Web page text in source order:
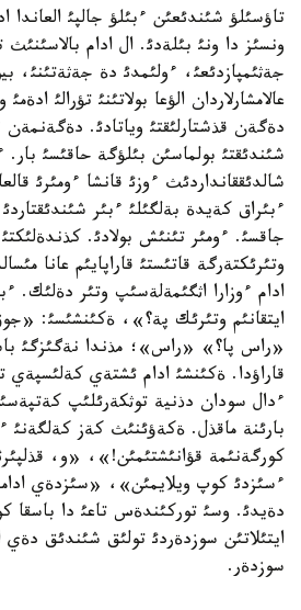
تاؤسئلؤ شئندئعئن ءبئلؤ جالپئ العاندا
ونسئز دا ونئ بئلةدئ. ال ادام بالاسئنئث
جةثئمپازدئعئ، ءولئمدئ دة جةثةتئنئ،
عالامشارلاردان الؤعا بولاتئنئ تؤرالئ
دةگةن قذشتارلئقتئ وياتادئ.
شئندئقتئ بولماسئن بئلؤگة حاقئسئ
شالدئققانداردئث ءوزئ قانشا ءومئرئ
ءبئراق كةيدة بةلگئلئ ءبئر
جاقسئ. ءومئر تئنئش بولادئ.
وتئرئكتةرگة قاتئستئ قاراپايئم عانا
ادام ءوزارا اثگئمةلةسئپ وتئر دةلئك.
ايتقانئم وتئرئك پة؟»، ةكئنشئسئ:
«راس پا؟» «راس»؛ مذندا نةگئزگئ
قاراؤدا. ةكئنشئ ادام ئشتةي كةلئسپةي
ءدال سودان دذنية توثكةرئلئپ
بارئنة ماقذل. ةكةؤئنئث كةز كةلگةنئ
كورگةنئمة قؤانئشتئمئن!»، «و،
ءسئزدئ كوپ ويلايمئن»، «سئزدةي
دةيدئ. وسئ توركئندةس تاعئ دا باسقا
ايتئلاتئن سوزدةردئ تولئق شئندئق دةي
سوزدةر.